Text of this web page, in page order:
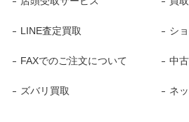
LINE査定買取 シ
FAXでのご注文について 中
ズバリ買取 ネ